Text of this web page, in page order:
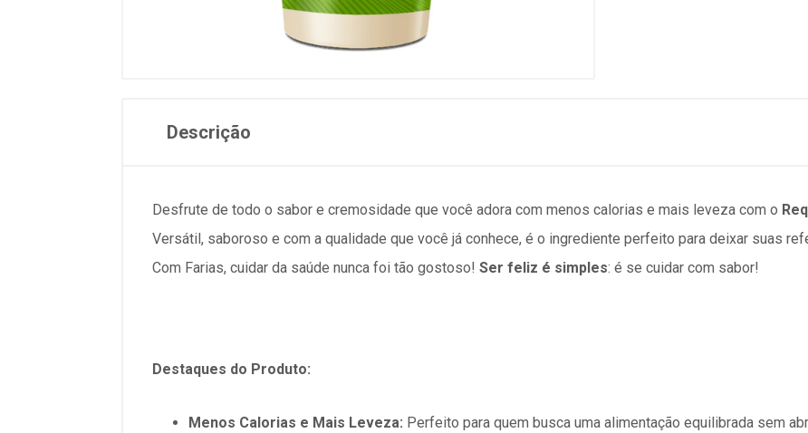
Descrição
Desfrute de todo o sabor e cremosidade que você adora com menos calorias e mais leveza com o
Versátil, saboroso e com a qualidade que você já conhece, é o ingrediente perfeito para deixar suas
Com Farias, cuidar da saúde nunca foi tão gostoso! Ser feliz é simples: é se cuidar com sabor!
Destaques do Produto:
Menos Calorias e Mais Leveza: Perfeito para quem busca uma alimentação equilibrada sem